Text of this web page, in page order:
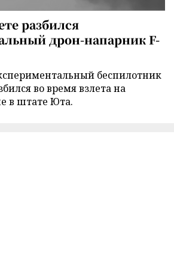
разбился
дрон-напарник F-
беспилотник
во время взлета на
в штате Юта.